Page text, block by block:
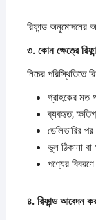
রিফান্ড অনুমোদনের
৩. কোনক্ষেত্রে
নিচের পরিস্থিতিতে
গ্রাহকের মত
ব্যবহৃত,
ডেলিভারির
ভুল ঠিকানা বা
পণ্যের
৪. রিফান্ডআবেদন